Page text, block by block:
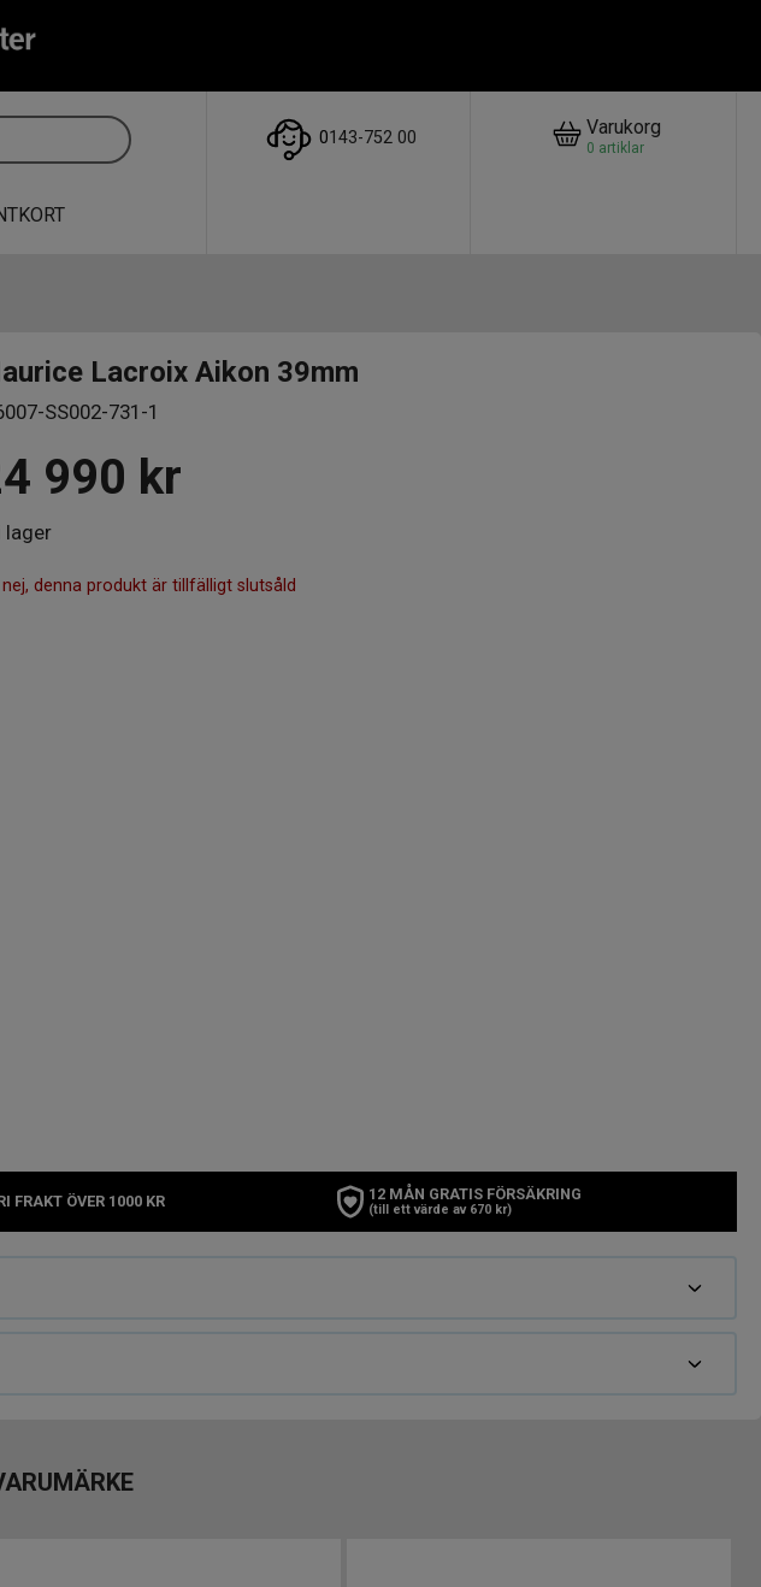
0143-752 00 Varukorg
0 artiklar
Lacroix Aikon 39mm
SS002-731-1
990 kr
lager
denna produkt är tillfälligt slutsåld
FRAKT ÖVER 1000 KR 12 MÅN GRATIS FÖRSÄKRING
(till ett värde av 670 kr)